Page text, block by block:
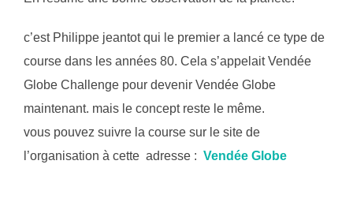
c’est Philippe jeantot qui le premier a lancé ce type de
course dans les années 80. Cela s’appelait Vendée
Globe Challenge pour devenir Vendée Globe
maintenant. mais le concept reste le même.
vous pouvez suivre la course sur le site de
l’organisation à cette adresse : Vendée Globe